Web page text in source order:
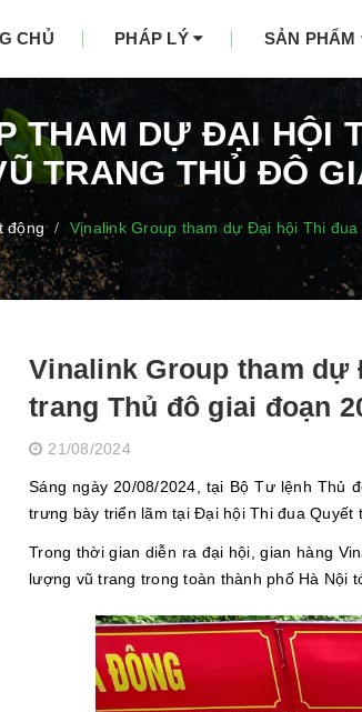
CHỦ PHÁP LÝ SẢN PHẨM
THAM DỰ ĐẠI HỘI
TRANG THỦ ĐÔ
động / Vinalink Group tham dự Đại hội Thi
Vinalink Group tham
trang Thủ đô giai đoạn
21/08/2024
Sáng ngày 20/08/2024, tại Bộ Tư lệnh Thủ
trưng bày triển lãm tại Đại hội Thi đua Quyết
Trong thời gian diễn ra đại hội, gian hàng
lượng vũ trang trong toàn thành phố Hà Nội